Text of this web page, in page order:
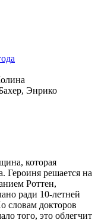
Энрико
которая
Героиня решается на
Роттен,
ради 10-летней
словам докторов
того, это облегчит